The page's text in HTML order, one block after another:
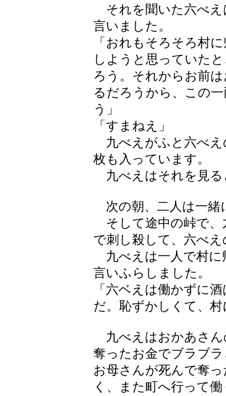
それを聞いた六べえ
言いました。
「おれもそろそろ村
しようと思っていた
ろう。それからお前
るだろうから、この
う」
「すまねえ」
九べえがふと六べえ
枚も入っています。
九べえはそれを見る
次の朝、二人は一緒
そして途中の峠で、
で刺し殺して、六べ
九べえは一人で村に
言いふらしました。
「六ベえは働かずに
だ。恥ずかしくて、
九べえはおかあさん
奪ったお金でブラブ
お母さんが死んで奪
く、また町へ行って